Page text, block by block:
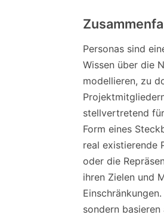
Personas sind
Wissen über die
modellieren, zu
stellvertretend
Form eines
real existierende
oder die
ihren Zielen und
sondern